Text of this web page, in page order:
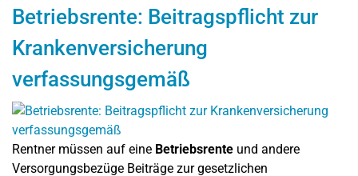
Betriebsrente: Beitragspflicht zur
Krankenversicherung
verfassungsgemäß
Rentner müssen auf eine Betriebsrente und andere
Versorgungsbezüge Beiträge zur gesetzlichen